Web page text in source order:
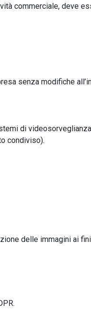
commerciale, deve
senza modifiche
di
condiviso).
delle immagini ai